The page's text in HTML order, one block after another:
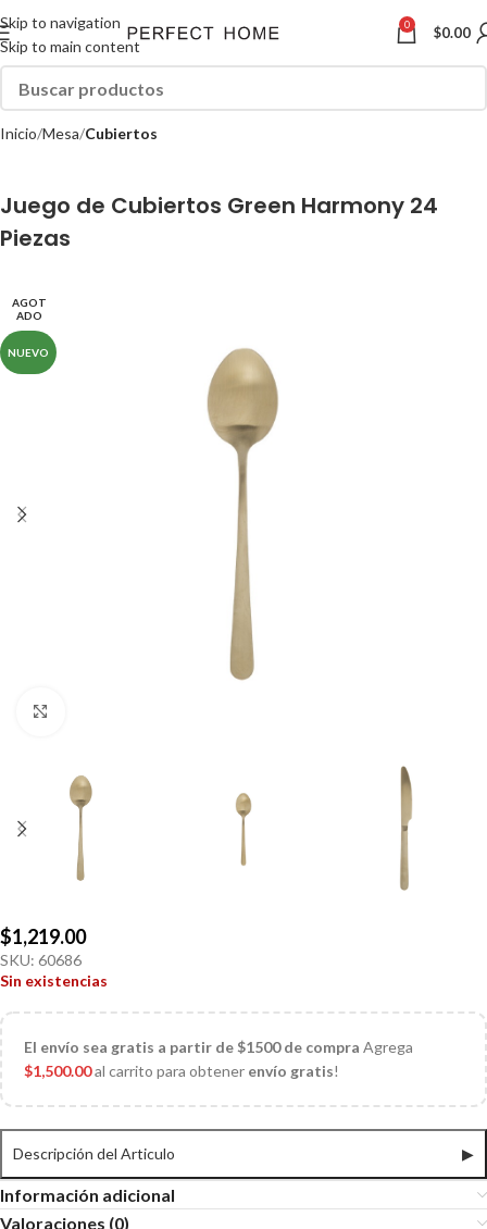
Skip to navigation
Skip to main content
0 $0.00
Inicio Mesa Cubiertos
Juego de Cubiertos Green Harmony 24
Piezas
AGOT
ADO
NUEVO
$1,219.00
SKU: 60686
Sin existencias
El envío sea gratis a partir de $1500 de compra Agrega
$1,500.00al carrito para obtener envío gratis!
Descripción del Articulo ▶
Información adicional
Valoraciones (0)